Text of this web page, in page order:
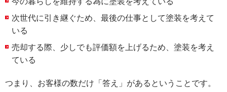
次世代に引き継ぐため、最後の仕事として塗装を考えて
いる
売却する際、少しでも評価額を上げるため、塗装を考え
ている
つまり、お客様の数だけ「答え」があるということです。